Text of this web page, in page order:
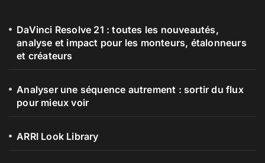
DaVinci Resolve 21 : toutes les nouveautés,
analyse et impact pour les monteurs, étalonneurs
et créateurs
Analyser une séquence autrement : sortir du flux
pour mieux voir
ARRI Look Library